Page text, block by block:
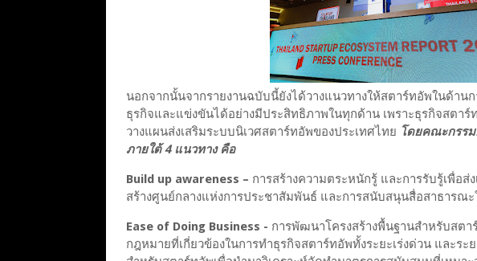
นอกจากนั้นจากรายงานฉบับนี้ยังได้วางแนวทางให้สตาร์ทอัพในด้าน
ธุรกิจและแข่งขันได้อย่างมีประสิทธิภาพในทุกด้าน เพราะธุรกิจสตา
วางแผนส่งเสริมระบบนิเวศสตาร์ทอัพของประเทศไทย โดยคณะกรร
ภายใต้ 4 แนวทาง คือ
Build up awareness – การสร้างความตระหนักรู้ และการรับรู้เพื่อ
สร้างศูนย์กลางแห่งการประชาสัมพันธ์ และการสนับสนุนสื่อสาธารณ
Ease of Doing Business - การพัฒนาโครงสร้างพื้นฐานสำหรับสตา
กฎหมายที่เกี่ยวข้องในการทำธุรกิจสตาร์ทอัพทั้งระยะเร่งด่วน และระ